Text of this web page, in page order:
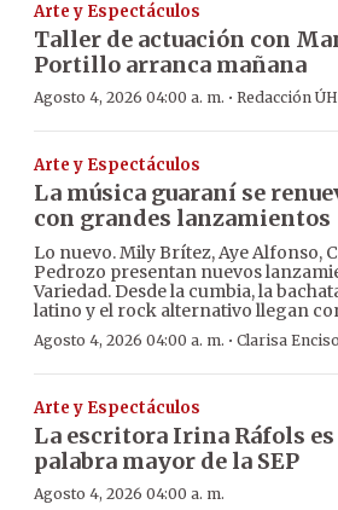
Arte y Espectáculos
Taller de actuación con
Portillo arranca mañana
Agosto 4, 2026 04:00 a. m. · Redacción ÚH
Arte y Espectáculos
La música guaraní se
con grandes lanzamientos
Lo nuevo. Mily Brítez, Aye Alfonso,
Pedrozo presentan nuevos
Variedad. Desde la cumbia, la
latino y el rock alternativo llegan
Agosto 4, 2026 04:00 a. m. · Clarisa Enciso
Arte y Espectáculos
La escritora Irina Ráfols es
palabra mayor de la SEP
Agosto 4, 2026 04:00 a. m.